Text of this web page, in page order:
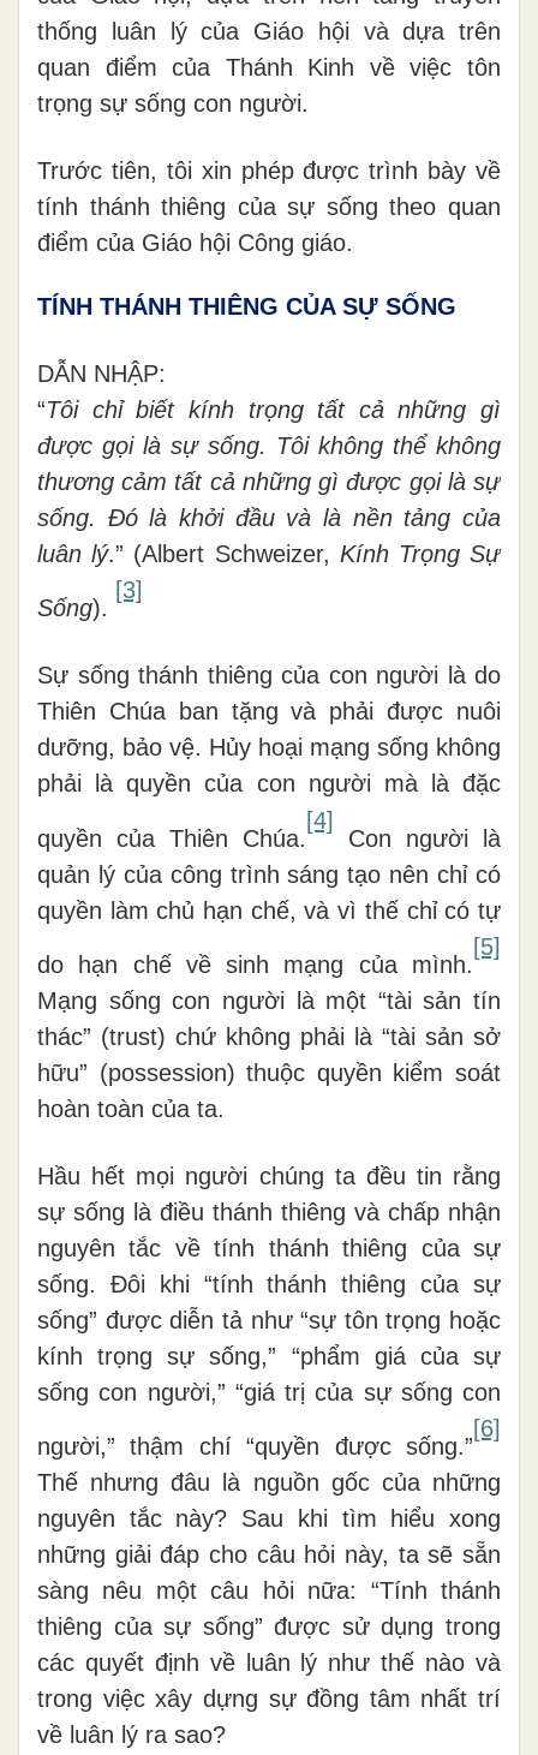
thống luân lý của Giáo hội và dựa trên
quan điểm của Thánh Kinh về việc tôn
trọng sự sống con người.
Trước tiên, tôi xin phép được trình bày về
tính thánh thiêng của sự sống theo quan
điểm của Giáo hội Công giáo.
TÍNH THÁNH THIÊNG CỦA SỰ SỐNG
DẪN NHẬP:
“Tôi chỉ biết kính trọng tất cả những gì
được gọi là sự sống. Tôi không thể không
thương cảm tất cả những gì được gọi là sự
sống. Đó là khởi đầu và là nền tảng của
luân lý.” (Albert Schweizer, Kính Trọng Sự
Sống).
[3]
Sự sống thánh thiêng của con người là do
Thiên Chúa ban tặng và phải được nuôi
dưỡng, bảo vệ. Hủy hoại mạng sống không
phải là quyền của con người mà là đặc
quyền của Thiên Chúa.
[4]
Con người là
quản lý của công trình sáng tạo nên chỉ có
quyền làm chủ hạn chế, và vì thế chỉ có tự
do hạn chế về sinh mạng của mình.
[5]
Mạng sống con người là một “tài sản tín
thác” (trust) chứ không phải là “tài sản sở
hữu” (possession) thuộc quyền kiểm soát
hoàn toàn của ta.
Hầu hết mọi người chúng ta đều tin rằng
sự sống là điều thánh thiêng và chấp nhận
nguyên tắc về tính thánh thiêng của sự
sống. Đôi khi “tính thánh thiêng của sự
sống” được diễn tả như “sự tôn trọng hoặc
kính trọng sự sống,” “phẩm giá của sự
sống con người,” “giá trị của sự sống con
người,” thậm chí “quyền được sống.”
[6]
Thế nhưng đâu là nguồn gốc của những
nguyên tắc này? Sau khi tìm hiểu xong
những giải đáp cho câu hỏi này, ta sẽ sẵn
sàng nêu một câu hỏi nữa: “Tính thánh
thiêng của sự sống” được sử dụng trong
các quyết định về luân lý như thế nào và
trong việc xây dựng sự đồng tâm nhất trí
về luân lý ra sao?